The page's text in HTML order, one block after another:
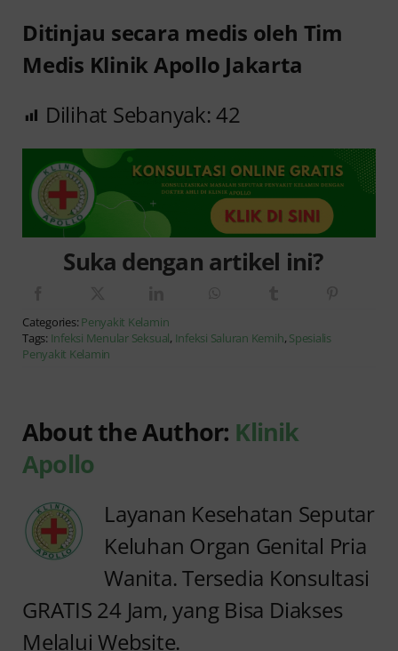
Ditinjau secara medis oleh Tim
Medis Klinik Apollo Jakarta
Dilihat Sebanyak:42
Suka dengan artikel ini?
Categories: Penyakit Kelamin
Tags: Infeksi Menular Seksual, Infeksi Saluran Kemih, Spesialis
Penyakit Kelamin
About the Author: Klinik
Apollo
Layanan Kesehatan Seputar
Keluhan Organ Genital Pria
Wanita. Tersedia Konsultasi
GRATIS 24 Jam, yang Bisa Diakses
Melalui Website.